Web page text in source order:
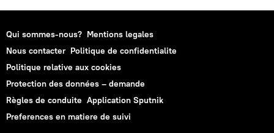
Qui sommes-nous? Mentions legales
Nous contacter Politique de confidentialite
Politique relative aux cookies
Protection des données – demande
Règles de conduite Application Sputnik
Preferences en matiere de suivi